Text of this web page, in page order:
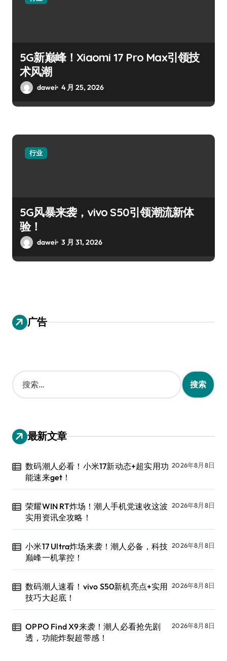
5G新巅峰！Xiaomi 17 Pro Max引领技
术风潮
dawei 4 月 25, 2026
行业
5G风暴来袭，vivo S50引领潮流新体
验！
dawei 3 月 31, 2026
广告
搜
索
：
最新文章
数码潮人必看！小米17新动态+超实用功
能速来get！
2026年8月8日
荣耀WIN RT炸场！潮人手机党速收这波
实用资讯全攻略！
2026年8月8日
小米17 Ultra炸场来袭！潮人必备，科技
巅峰一机掌控！
2026年8月8日
数码潮人速看！vivo S50新机亮点+实用
技巧大起底！
2026年8月8日
OPPO Find X9来袭！潮人必看抢先剧
透，功能炸裂超带感！
2026年8月8日